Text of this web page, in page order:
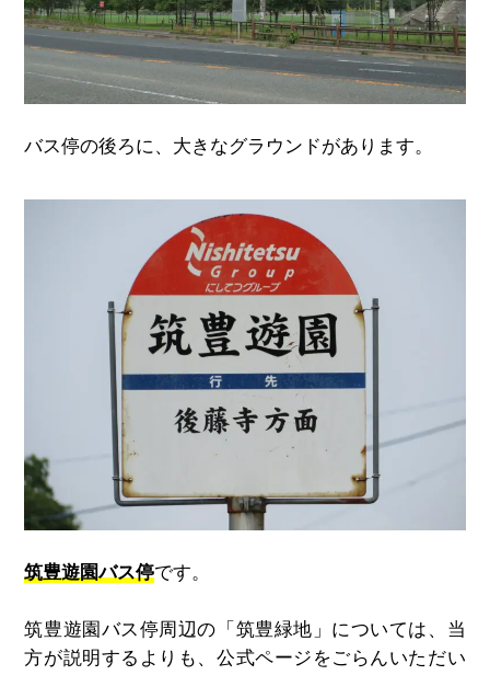
バス停の後ろに、大きなグラウンドがあります。
筑豊遊園バス停です。
筑豊遊園バス停周辺の「筑豊緑地」については、当
方が説明するよりも、公式ページをごらんいただい